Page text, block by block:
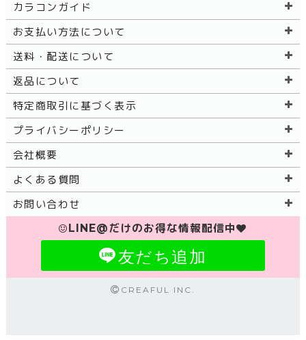
カラコンガイド
お支払い方法について
送料・配送について
返品について
特定商取引に基づく表示
プライバシーポリシー
会社概要
よくある質問
お問い合わせ
LINE@だけのお得な情報配信中
友だち追加
CREAFUL INC.